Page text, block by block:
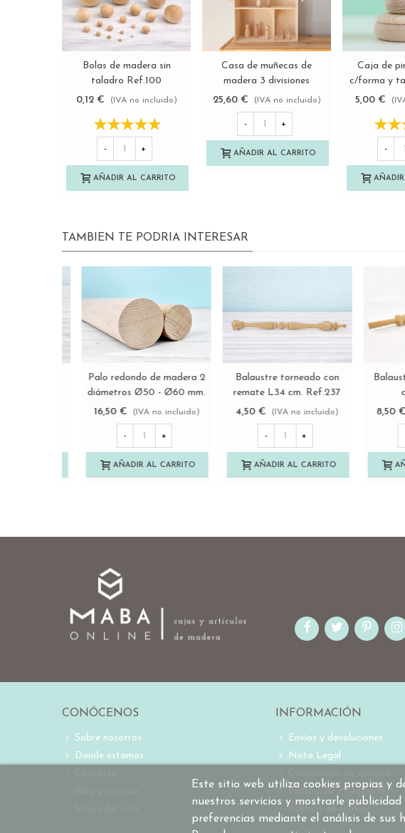
Ver más
Bolas de madera sin
taladro Ref.100
0,12 €
(IVA no incluido)
- +
AÑADIR AL CARRITO
Ver más
Casa de muñecas de
madera 3 divisiones
Ref.P00CB13
25,60 € (IVA no incluido)
- +
AÑADIR AL CARRITO
Caja de
c/forma y
5,00 €
-
TAMBIEN TE PODRIA INTERESAR
Ver más
Balaustre de madera
Torneado Roscado con
tuercas L51 Ref.MO577
16,50 € (IVA no incluido)
+
AÑADIR AL CARRITO
Ver más
Palo plano c/bordes
redondeados 15 cm.
Ref.MO78
0,30 € (IVA no incluido)
+
AÑADIR AL CARRITO
Palo
diámetros
Largo
16,50 €
Este sitio web utiliza cookies propias y
nuestros servicios y mostrarle publicidad
preferencias mediante el análisis de sus
CONÓCENOS
Sobre nosotros
Donde estamos
INFORMACIÓN
Envíos y devoluciones
Nota Legal
Política de Privacidad
Política de cookies